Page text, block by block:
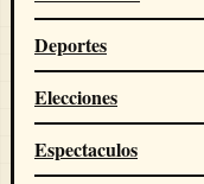
Deportes
Elecciones
Espectaculos